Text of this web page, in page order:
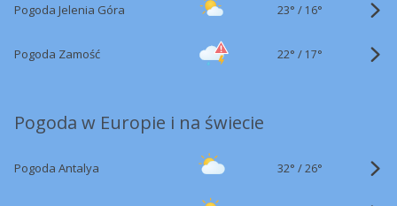
Pogoda Jelenia Góra 23° / 16°
Pogoda Zamość 22° / 17°
Pogoda w Europie i na świecie
Pogoda Antalya 32° /26°